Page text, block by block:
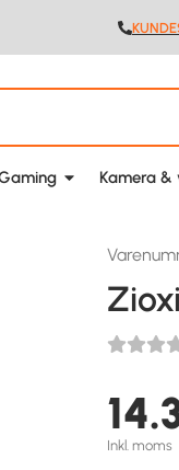
Kamera &
Inkl. moms